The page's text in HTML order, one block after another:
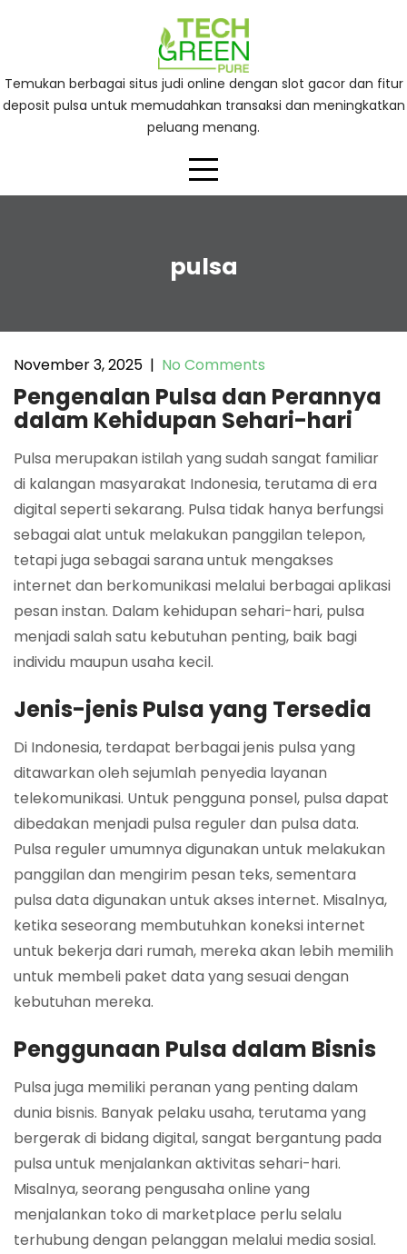
Temukan berbagai situs judi online dengan slot gacor dan fitur
deposit pulsa untuk memudahkan transaksi dan meningkatkan
peluang menang.
pulsa
November 3, 2025 | No Comments
Pengenalan Pulsa dan Perannya
dalam Kehidupan Sehari-hari
Pulsa merupakan istilah yang sudah sangat familiar
di kalangan masyarakat Indonesia, terutama di era
digital seperti sekarang. Pulsa tidak hanya berfungsi
sebagai alat untuk melakukan panggilan telepon,
tetapi juga sebagai sarana untuk mengakses
internet dan berkomunikasi melalui berbagai aplikasi
pesan instan. Dalam kehidupan sehari-hari, pulsa
menjadi salah satu kebutuhan penting, baik bagi
individu maupun usaha kecil.
Jenis-jenis Pulsa yang Tersedia
Di Indonesia, terdapat berbagai jenis pulsa yang
ditawarkan oleh sejumlah penyedia layanan
telekomunikasi. Untuk pengguna ponsel, pulsa dapat
dibedakan menjadi pulsa reguler dan pulsa data.
Pulsa reguler umumnya digunakan untuk melakukan
panggilan dan mengirim pesan teks, sementara
pulsa data digunakan untuk akses internet. Misalnya,
ketika seseorang membutuhkan koneksi internet
untuk bekerja dari rumah, mereka akan lebih memilih
untuk membeli paket data yang sesuai dengan
kebutuhan mereka.
Penggunaan Pulsa dalam Bisnis
Pulsa juga memiliki peranan yang penting dalam
dunia bisnis. Banyak pelaku usaha, terutama yang
bergerak di bidang digital, sangat bergantung pada
pulsa untuk menjalankan aktivitas sehari-hari.
Misalnya, seorang pengusaha online yang
menjalankan toko di marketplace perlu selalu
terhubung dengan pelanggan melalui media sosial.